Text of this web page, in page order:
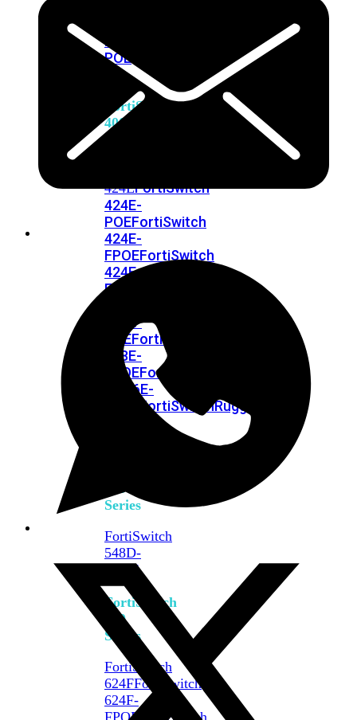
216F-
POE
FortiSwitch
400
424EFortiSwitch
424E-
POEFortiSwitch
424E-
FPOEFortiSwitch
424E-
Fiber
448E-
POEFortiSwitch
448E-
FPOEFortiSwitch
M426E-
FortiSwitchRugged
500
Series
FortiSwitch
548D-
FPOE
FortiSwitch
600
Series
FortiSwitch
624FFortiSwitch
624F-
FPOE
FortiSwitch